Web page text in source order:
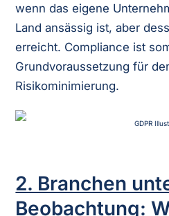
wenn das eigene
Land ansässig ist, aber
erreicht. Compliance ist
Grundvoraussetzung für
Risikominimierung.
2. Branchen
Beobachtung: